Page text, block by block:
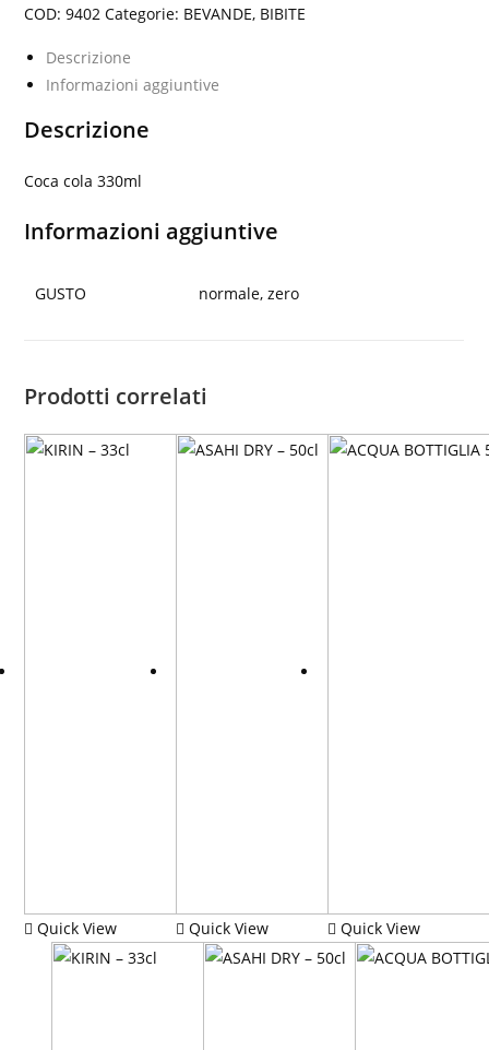
COD:9402 Categorie: BEVANDE, BIBITE
Descrizione
Informazioni aggiuntive
Descrizione
Coca cola 330ml
Informazioni aggiuntive
GUSTO normale, zero
Prodotti correlati
Quick View Quick View Quick View